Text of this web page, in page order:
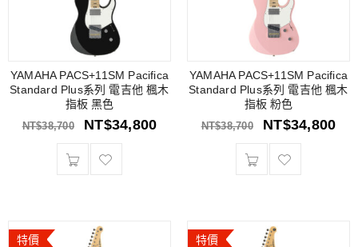
YAMAHA PACS+11SM Pacifica
Standard Plus系列 電吉他 楓木
指板 黑色
NT$38,700 NT$34,800
YAMAHA PACS+11SM Pacifica
Standard Plus系列 電吉他 楓木
指板 粉色
NT$38,700 NT$34,800
特價 特價